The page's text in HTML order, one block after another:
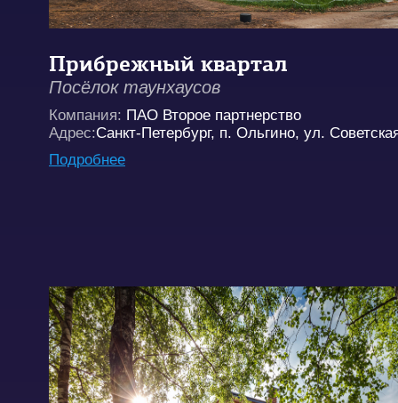
Прибрежный квартал
Посёлок таунхаусов
Компания: ПАО Второе партнерство
Адрес:Санкт-Петербург, п. Ольгино, ул.
Подробнее